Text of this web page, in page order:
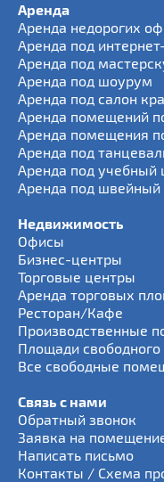
Аренда
Аренда недорогих
Аренда под
Аренда под
Аренда под шоурум
Аренда под салон
Аренда помещений
Аренда помещения
Аренда под
Аренда под учебный
Аренда под швейный
Недвижимость
Офисы
Бизнес-центры
Торговые центры
Аренда торговых
Ресторан/Кафе
Производственные
Площади свободного
Все свободные
Связь с нами
Обратный звонок
Заявка на
Написать письмо
Контакты / Схема